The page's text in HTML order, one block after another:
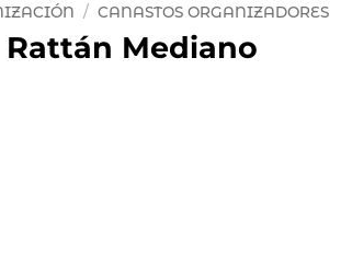
/ CANASTOS ORGANIZADORES
Mediano